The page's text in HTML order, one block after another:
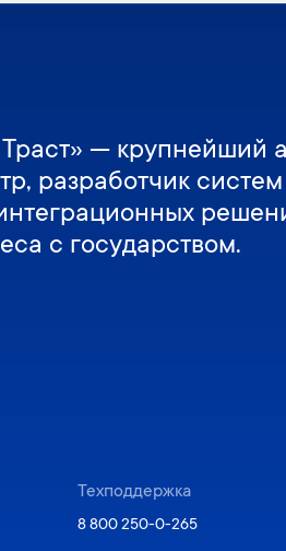
— крупнейший
разработчик
с государством.
Техподдержка
8 800 250-0-265